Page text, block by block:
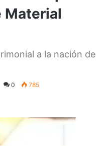
Material
a la nación de
0 785